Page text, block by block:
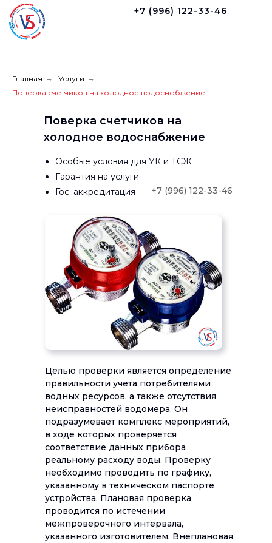
+7 (996) 122-33-46
Главная → Услуги →
Поверка счетчиков на холодное водоснобжение
Поверка счетчиков на
холодное водоснабжение
Целью проверки является определение
правильности учета потребителями
водных ресурсов, а также отсутствия
неисправностей водомера. Он
подразумевает комплекс мероприятий,
в ходе которых проверяется
соответствие данных прибора
реальному расходу воды. Проверку
необходимо проводить по графику,
указанному в техническом паспорте
устройства. Плановая проверка
проводится по истечении
межпроверочного интервала,
указанного изготовителем. Внеплановая
Гос. аккредитация
Гарантия на услуги
Особые условия для УК и ТСЖ
+7 (996) 122-33-46